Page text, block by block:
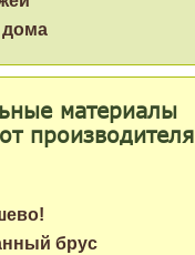
материалы
производителя
брус